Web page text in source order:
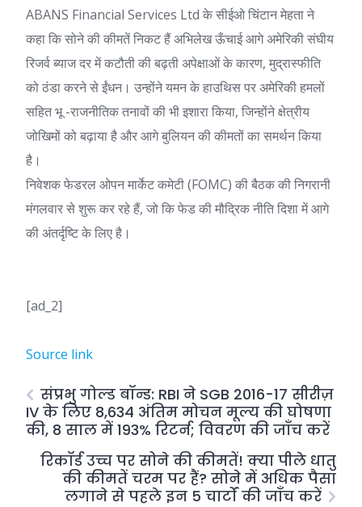
ABANS Financial Services Ltd के सीईओ चिंटान मेहता ने
कहा कि सोने की कीमतें निकट हैंअभिलेख ऊँचाईआगे अमेरिकी संघीय
रिजर्व ब्याज दर में कटौती की बढ़ती अपेक्षाओं के कारण, मुद्रास्फीति
को ठंडा करने से ईंधन। उन्होंने यमन के हाउथिस पर अमेरिकी हमलों
सहित भू -राजनीतिक तनावों की भी इशारा किया, जिन्होंने क्षेत्रीय
जोखिमों को बढ़ाया है और आगे बुलियन की कीमतों का समर्थन किया
है।
निवेशक फेडरल ओपन मार्केट कमेटी (FOMC) की बैठक की निगरानी
मंगलवार से शुरू कर रहे हैं, जो कि फेड की मौद्रिक नीति दिशा में आगे
की अंतर्दृष्टि के लिए है।
[ad_2]
Source link
संप्रभु गोल्ड बॉन्ड: RBI ने SGB 2016-17 सीरीज़
IV के लिए 8,634 अंतिम मोचन मूल्य की घोषणा
की, 8 साल में 193% रिटर्न; विवरण की जाँच करें
रिकॉर्ड उच्च पर सोने की कीमतें! क्या पीले धातु
की कीमतें चरम पर हैं? सोने में अधिक पैसा
लगाने से पहले इन 5 चार्टों की जाँच करें